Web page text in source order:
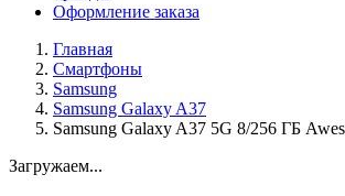
Оформление заказа
Главная
Смартфоны
Samsung
Samsung Galaxy A37
Samsung Galaxy A37 5G 8/256 ГБ
Загружаем...